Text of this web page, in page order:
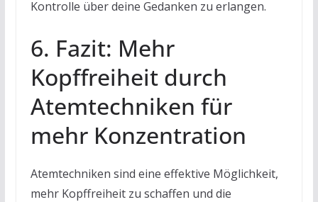
Kontrolle über deine Gedanken zu erlangen.
6. Fazit: Mehr
Kopffreiheit durch
Atemtechniken für
mehr Konzentration
Atemtechniken sind eine effektive Möglichkeit,
mehr Kopffreiheit zu schaffen und die